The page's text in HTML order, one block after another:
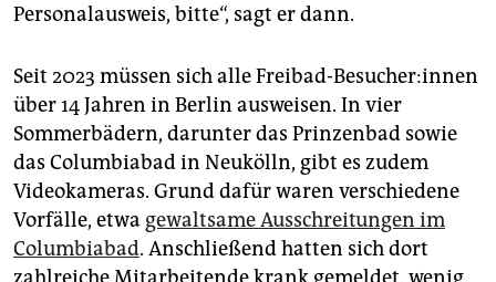
Personalausweis, bitte“, sagt er dann.
Seit 2023 müssen sich alle Freibad­-Be­su­che­r:in­nen
über 14 Jahren in Berlin ausweisen. In vier
Sommerbädern, darunter das Prinzenbad sowie
das Columbiabad in Neukölln, gibt es zudem
Videokameras. Grund dafür waren verschiedene
Vorfälle, etwa gewaltsame Ausschreitungen im
Columbiabad. Anschließend hatten sich dort